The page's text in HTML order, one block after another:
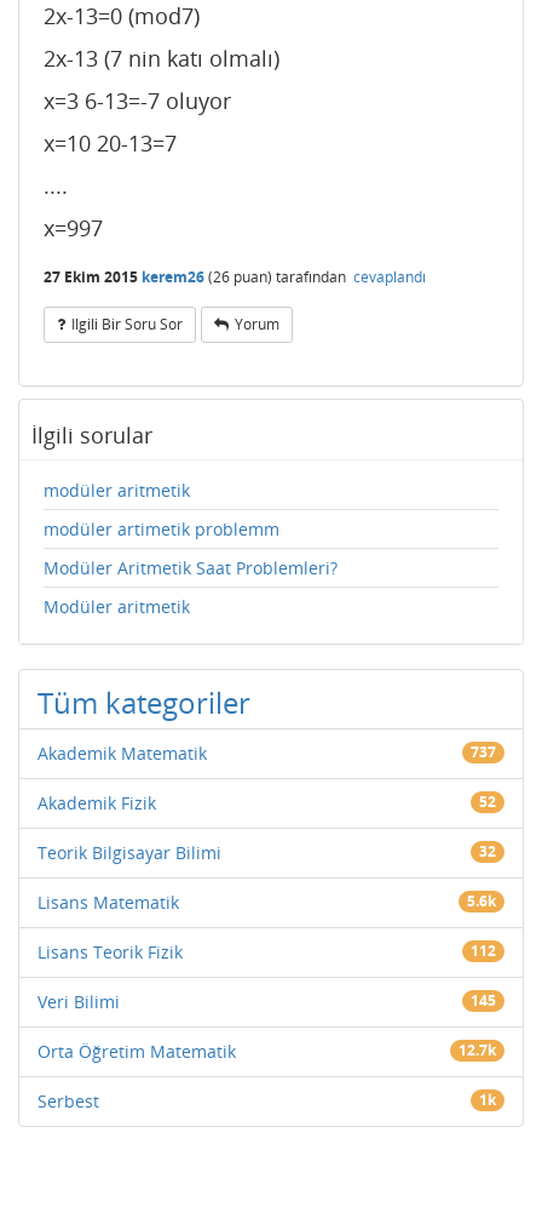
2x-13=0 (mod7)
2x-13 (7 nin katı olmalı)
x=3 6-13=-7 oluyor
x=10 20-13=7
....
x=997
27 Ekim 2015 kerem26(26 puan) tarafından cevaplandı
Ilgili Bir Soru Sor Yorum
İlgili sorular
modüler aritmetik
modüler artimetik problemm
Modüler Aritmetik Saat Problemleri?
Modüler aritmetik
Tüm kategoriler
Akademik Matematik 737
Akademik Fizik 52
Teorik Bilgisayar Bilimi 32
Lisans Matematik 5.6k
Lisans Teorik Fizik 112
Veri Bilimi 145
Orta Öğretim Matematik 12.7k
Serbest 1k